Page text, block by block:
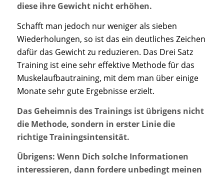
diese ihre Gewicht nicht erhöhen.
Schafft man jedoch nur weniger als sieben
Wiederholungen, so ist das ein deutliches Zeichen
dafür das Gewicht zu reduzieren. Das Drei Satz
Training ist eine sehr effektive Methode für das
Muskelaufbautraining, mit dem man über einige
Monate sehr gute Ergebnisse erzielt.
Das Geheimnis des Trainings ist übrigens nicht
die Methode, sondern in erster Linie die
richtige Trainingsintensität.
Übrigens: Wenn Dich solche Informationen
interessieren, dann fordere unbedingt meinen